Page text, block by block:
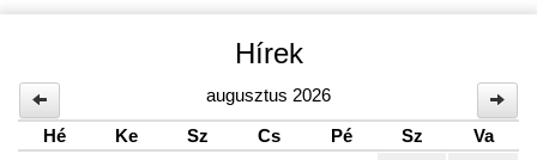
Hírek
augusztus 2026
Hé
Ke Sz Cs Pé Sz
Va